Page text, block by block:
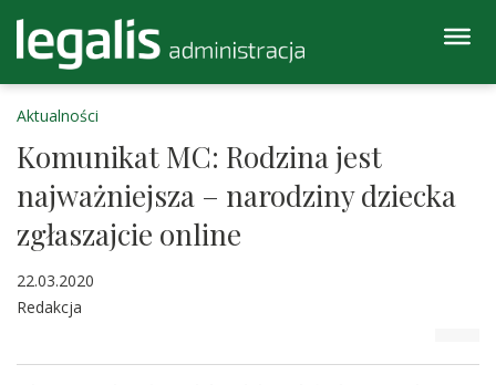
Aktualności
Komunikat MC: Rodzina jest
najważniejsza – narodziny dziecka
zgłaszajcie online
22.03.2020
Redakcja